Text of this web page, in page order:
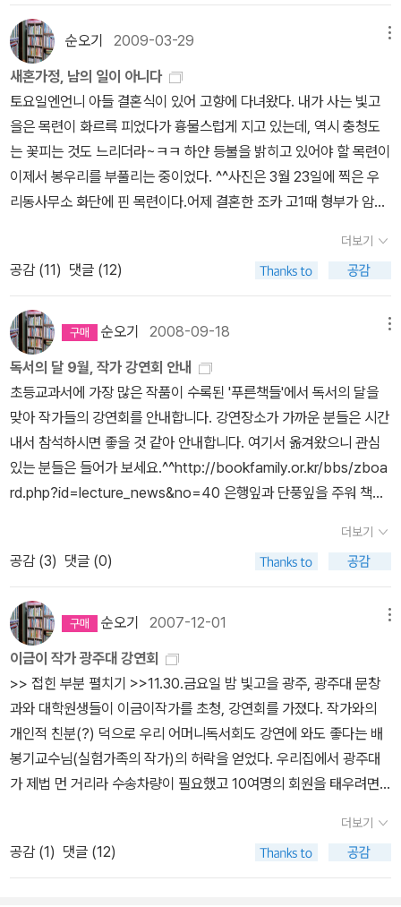
~ 그리고 <차일드 폴> 자료와 <초록 바이러스>에 실린 시 한 편도...
이병승 작가님 책을 보는 독자들의 인증샷~ 출간 도서 19권과 작가
이름으로 삼행시 짓기.... 작가님의 핸드폰 케이스! '잊지 마, 살곳미로'
표지에 선명한 빨간 글씨 Amor Fati 한 시간의 강연에도 잘 참아준
의젓한 초등생들~ 돌아가거나 사진 찍으러 나오지 않아 참가자보다
적은 인증샷! 어른들은 사진 안 찍는다고 슬금슬금 빠져나가 도서관
운영위원들과 '아그책' 식구들과 숲해설가 동아리 일부.... 사인을 받
는 즐거운 시간, 좋은 질문과 답을 잘해서, 삼행시를 잘 지어서 사인본
인의 모습도 보인다. 엊그제 신작시집 <흰 그늘 아래>가 동학사에서
나왔는데 아직 검색은 안된다.우수작으로 선정된 삼행시~이 - 이병
승 작가님은병 - 병든 사람들의 마음을승 - 승무원 같은 미소로 고쳐
주신다. 이 - 이렇게 책을 읽으면병 - 병도 치유할 수 있대요. 바로 마
음의 별승 - 승리는 책을 읽은 사람이 얻을 수 있어요. 우리 모두 책을
읽어 보아요! 이 - 이제야 만나서 반가워요병 - 병아리 같은 아이들 마
음을 따뜻하게 쓰다듬는 글 속에서승 - 승승장구하시길 축복합니다.
추신, 동화를 쓰셔서인지 아이같은 순수한 얼굴이네요. 모든 순
서를 마치고 담양 한정식집 '전통식당'으로 고고~임금님 수랏상처럼
한 상 떡 벌어지게 차린 밥상~이른 저녁을 먹고 식당 근처 '명옥헌'으
로 산책~ 백일홍이 절정인 명옥헌은 이때 아니면 만나기 쉽지 않다.
명옥헌에서 만난 사진작가에게 부탁해서 찍은 사진~가운데 이병승
작가님을 중심으로 오른쪽은 최유정 작가, 안오일 작가와 순오기, 왼
일 작가 작품집 6권, 진현정 시인은 <창비 어린이, 2013 여름
>에 동시 2편이 실렸다. 스카프 보자기 -진현정- 말린 고사리, 고구
마 순참깨, 들깨, 고춧가루 살랑살랑 봄바람 타고할머니 따라 서울 올
라왔다 어버이날 엄마가백화점 명품 매장에서골라 선물한 연분홍 꽃
무늬실크 스카프 보자기에꽁꽁 묶여서 명옥헌 풍경에 한 폭의 그림
으로 스며든 이병승 작가님~ 안오일 시인이 쓴 '명옥헌'을 스마트폰
으로 찾아 정영숙 해설가가 낭독 하고.... 명옥헌에서시/ 안오일명옥
헌에 가면 제 고독의 크기만 한 연못이 있다물가에 늘어선 배롱나무
은 지독한 아름다움이다수면을 물들이는 게무희의 저 분홍 꽃잎들이
아니라아른아른 물속으로 스며든그림자라니!바람이 불 때마다 일렁
이는 수면의 빛깔, 저 황홀한 수런거림아름다움의 완성은 거기여서생
~~ 작가 강연과 질의 응답이 끝나고,가정위탁 사업을 설명하기 위해
광주가정위탁지원센터의 오래은 씨를 모셨다.>> 접힌 부분 펼치기 >
> *가정위탁보호사업이란 부모의 학대, 방임, 질병, 빈곤, 기타의 사
정으로 친가정에서 아동을 양육할 수 없는 경우, 일정기간 위탁가정
을 제공하여 보호하는 제도로 친가정이 자립하여 호전되면 다시 가족
이 결합할 수 있습니다. *위탁아동은 만 18세 미만의 보호가 필요한
아동 중 가정위탁보호가 필요하여 의뢰된 아동을 의미합니다. -국민
기초생활보장법에 의한 생계비, 의료비, 교육비 지원 -상해의료비 및
가정은 일정 기간 동안 친부모의 역할을 대신해 위탁아동을 보호.양
육할 수 있는 가정을 의미하고, -결혼한 부부가 동거하고 있으며 자녀
마음으로봉사활동에 관심이 많은 가정 -공립아동상담소 또는 이웃주
민 2인 이상의 추천을 받은 가정 -자족 중 범죄, 가정폭력, 아동학대,
알콜 중독 등의 경력이 없는 가정 -위탁아동 포함해 18세 미만 양육
자녀 수가 4명 이하인 가정 -위탁부모의 나이가 25세 이상 60세 미
만의 가정 -안정된 수입과 재산이 있어 경제적으로 어려움이 없는 가
정 -위탁부모양성교육 4시간, 감정방문조사 필수 << 펼친 부분 접기
<<*일정액의 양육보조금을 지원하지만, 봉사로 하는 것이지 돈벌이
로 할 수 있는 건 아닙니다.위탁가정에 관심이 있거나 더 자세한 것을
지원센터 062-351-1206~7 연락해보세요.^^<아버지, 나의 아버지
>에는 위탁가정 연수는 법정대리인이 따로 있는 동거인이라 해외여
행도 같이 갈 수 없고, 자기 이름으로 예금통장도 만들 수 없다고 나오
는데, 지금은 구청에서 위탁가정 확인서를 떼면 여권도 만들수 있고
본인명의 통장도 만들 수 있다고 합니다.모든 순서가 끝나고 기념촬
영~ 아이가 보채거나 바빠서 먼저 간 분들이 있어 인증샷은 23명 뿐.
사인받는 시간~ 어머니독서회와 중학교 도서회는 최유정 작품을 토
론도서로 다뤘기에 소장한 책에 사인을 받았고,강연회에온 분들을 위
해작가님 책 14권을 준비했는데 다들 하나씩 구입해 사인을 받아 남
은 책은 없었다.일찍 간다고 먼저 사인받은 경*, 수고를 많이 하는총
무 경*, 내 페이퍼에 가끔 등장하는 와이드보이 엄마 승*중학교 독서
회 엄마들, 그리고 작가강연이나 특별행사에 꼭 와주는 명*,마지막으
로 사인받은순오기까지...고운 미모와달리 터프한성격이 드러나는 시
단 말야.'(77쪽)그해 5월, 광주 기독병원으로 수혈하러 가다 총에 맞
아벌컥벌컥 쏟아지는 경애의 피를 온 몸으로 받아냈던 수경이는,수많
은 사람이 죽었는데도 아무일도 없었다는 듯 아무렇지 않은 세상이
견딜 수없어 손목을 긋고,끝내 저수지에 몸을 던져 가장 예뻤을 나이
의 짧은 생을 마감했다.독서회원 중에 가장 나이 많은 예순 여섯 살 왕
언니는 스무 살에 결혼해 사남매를 낳아 키우며, 그해 오월엔 신역(광
주역) 앞 광주고속 옆에서 공구점을 운영했단다.그해 오월,공수부대
의 방망이에 맞아 머리가깨지고 온몸에 피범벅이 된 학생들이도망쳐
들은 얼마나 참혹했는지 제대로 알지 못하고, 지금은 다들 잊은 듯이
살고 있다고 말하는 왕언니의 눈가는 촉촉히 물기가 배어나왔다. 우
리도 울컥 눈시울이 뜨거워졌던 시간...5월 23일, 오늘은 또 한 사람
을 기억하고 추모하는 날~ 각자의 가슴에 새겨진노짱을 얘기하며 울
컥하고 뜨거운 시간이었다. 따끈한 신간 <방울새는 울지 않는다:리뷰
보기>에 등장한명창 임방울과 윤상원 열사에 대해서도 이야기를 나
눴다.두 분 다 공교롭게 우리가 사는 지역구 출신이라 생가와 기념비
를 둘러볼 수 있는 역사 기행에 동참키로하고, 광산구에서 운영하는
생생프로그램 중7월 23일 역사기행에독서회원과 자녀들이함께 하게
됐다.차량과 여행자 보험 및생수와문화유산 해설사도 지원하는 무료
프로그램인데, 4월 2부터 9월까지 2,4주 토요일 오후 2시부터 6시
아 박용철 생가 - 어등산 한말의병전적비 - 양씨 삼강문 - 윤상원 열
사 생가 - 귀후재 - 월봉서원으로 마무리 된다.신청은 전화 062) 43
2-1318이나http://wolbong.org/bbs/board.php?bo_table=0
501<오월에도 눈이 올까요?:리뷰보기>와 <아빠의 봄날: 리뷰보기>
을 소개하고, 2007년부터 2009년까지 오월문학상 수상한 세 편의
동화를 묶은<아빠의 선물>과 2008년 동화부분 공동수상작인 <외
할머니의 분홍 원피스>도 챙겨보기로 했다.어머니독서회 6월 토론도
서는요즘 알라디더에게 좋은 반응을 얻고 있는 <멋지기 때문에 놀러
왔지>를 선정했다.나는 가급적 같은 책이면, 값이 조금 낮은 반양장
라.^^6/13 이 책을 읽고 토론하면정조의 문체반정의 희생양이라는
이옥과 우정을 나눈 김려에 대해 조금은 알게 될 것 같아 기대된다.6/
읽고 토론하는 조촐한 모임을 운영했었다.(그 두 해는중학교에서 작
가 초청(최규석,김남중)과 문학기행(장흥, 장성)을 추진했지만...)올
해는 어머니독서회가 구청 지원을 받아 작가 초청강연도 하고 문학기
행도 추친할 생각이다.25일까지 구청에 사업계획서를 내서 승인을
받아야 연 70~100만원의 지원금을 받을 수 있다.구체적인 사업 계
획서를작성해야 돼서 오늘은 모시고 싶은 작가님과 전화 통화를 했
다.신간 <아버지, 나의 아버지>최유정 작가를 초청하려고 한다.최유
정 작가는,광주대의 2007년 이금이 작가 강연과 2010년 유은실 작
가 강연에서 만났다.2007년 푸른문학상 신인작가상을 수상한 중편
동화 '친구'가 실린 <지구를 떠나며>와2008년 푸른문학상 수상작인
<나는 진짜 나일까>를 읽고 작가의 역량을 인정했다.<아버지, 나의
을 확인하는 가슴뭉클한 감동이 예견되는 작품인데... 딸을 입양한 작
가의 체험이 녹아 있을 거 같다.최유정 작가의 중편동화 '친구'는, 10
여 전 큰딸이 엄마에게도 말하지 못했던 경험을 들려주게 된 계기가
된 작품이라기억에 남는다.http://blog.aladin.co.kr/714960143/
1749629 주인공 한 사람에너무 빠져들지 않도록 적당한 거리두기
와, 같은 사건을 다른입장에서조명하므로 독자에게 객관적 시각을 갖
게 한다. 더구나 관찰자 입장이 아니라 화자 스스로 자신의 내면을풀
어가는 형식이라 감정이입이 잘된 작품이다.http://blog.aladin.co.
알았는데, 2010년 유은실 작가 강연에서는 작가님이 먼저 아는 체를
해주셨다.^^작가님은 2007년의 긴머리에서 짧은 머리로 바뀌어 얼
른 알아보지 못했는데... '순오기'라는 필명을 기억하고 있었다.아~ 화
장이라도 하고 갈 걸... 날도 춥고, 고등독서회 모임에 참석했다 가느
라 엉망이었다는... ㅜㅜ>> 접힌 부분 펼치기 >> 빨간옷의 최유정 작
가 왼쪽 배다인 작가 << 펼친 부분 접기 <<이번에 최유정 작가님을
초청하려고 마음 먹은 건, 신간<아버지, 나의 아버지>를 검색하다 그
의 특별한 이력을 발견했고,부군과 함께 낸 책 <정치, 사람을 말하다
>의 책소개와 추천사에감동을 먹었기 때문이다.지역활동가 조오섭과
그의 아내인 동화작가 최유정 부부가 자신들의 삶과 꿈을 담은 책이
다. 대학시절 학생운동을 통해 만난 인연과 함께 살면서 겪게 된 사람
개-남들은 생각만 할 뿐, 실천하기 어려워 하는 입양을 몸소 실천하며
순오기 2009-03-29
새혼가정, 남의 일이 아니다
토요일엔언니 아들 결혼식이 있어 고향에 다녀왔다. 내가 사는 빛고
을은 목련이 화르륵 피었다가 흉물스럽게 지고 있는데, 역시 충청도
는 꽃피는 것도 느리더라~ㅋㅋ 하얀 등불을 밝히고 있어야 할 목련이
이제서 봉우리를 부풀리는 중이었다. ^^사진은 3월 23일에 찍은 우
리동사무소 화단에 핀 목련이다.어제 결혼한 조카 고1때 형부가 암으
리 언니가 고생했다. 남매가 무탈하게 자라서 가정을 이루고 잘살아
가니 참 고맙다.>> 접힌 부분 펼치기 >> 언니 혼자 고생할 때, 고마
운 친구가 이웃에 있어 많은 도움을 주었다. 어려울 때 누군가 곁에서
힘이 되고 위로가 될 때, 사람은 마음을 열게 된다. 언니는 그렇게 그
친구와새로운 가정을 꾸리게 되었다. 친정 형제들은 내심 마땅치 않
아 했으나, '우리 아무도 혼자 살아보지 않았고, 누구도 내일 제껴두고
가서 돕지 않았어. 언니의 아들딸이 인정하고 허락했으면 그것으로
족하지, 누구도 그들의 삶에 뭐라 할 자격없어.' 라는 말로 나는 그들
을 지지하고 응원했다. 벌써 10년 전 일이다. 그 후 둘째형부는 누구
보다 한 가족이 되기 위해 노력했고 마음을 썼다. 형부에게도 아들이
하나 있어 언니네 가정은 한 살 차이로 딸과 아들 둘, 삼남매가 되었
다.그애들은 서로 누나, 형이라 부르며 친해졌고, 이제는각자 결혼해
자녀를 두고 형제의 정을 나누는온전한 가족이 되었다. 5년 전딸을
다. 4년 전형부 아들을 결혼시킬 땐, 우리 언니가 어머니로 혼주가 되
었다. 어제 결혼한 조카는 당연히 아버지가 혼주가 되어야 한다며, 저
희들 큰아버지를 찾아가 말씀드렸단다. 아버지 돌아가신 후 찾아주거
나 들여다 봐주지 않은 큰아버지들보다는 실제 저희들을 돌봐준 아버
지가 당연히 찾아야 할 자리라며, 사돈댁 체면 때문에 혹은 다른 사람
이목때문에 성이 다른 아버지를 부끄러워 하지 않겠다고 했단다. 언
니에게 이 말을 전해 들으며, '녀석철들었구나' 가슴이 뭉클했었다. 보
통은 결혼식 전에 영상으로 웨딩포트를 보여주는데,어제 결혼식에선
다'라는 자막과 함께 양가 부모님 사진을 넣어 잔잔한 감동을 주었다.
또한 바른생활 인간인 초등선생님답게 양가 부모님께 드리는 편지를
낭독한 신랑은 나의 눈물샘을 살짝 자극했다.그래도솔직하고 재미있
더보기
공감 (11) 댓글 (12)
순오기 2008-09-18
독서의 달 9월, 작가 강연회 안내
초등교과서에 가장 많은 작품이 수록된 '푸른책들'에서 독서의 달을
맞아 작가들의 강연회를 안내합니다. 강연장소가 가까운 분들은 시간
내서 참석하시면 좋을 것 같아 안내합니다. 여기서 옮겨왔으니 관심
있는 분들은 들어가 보세요.^^http://bookfamily.or.kr/bbs/zboa
rd.php?id=lecture_news&no=40 은행잎과 단풍잎을 주워 책갈
입니다. 『우리 동네는 시끄럽다』의 정은숙 작가, 『나는 쇠무릎이야』
의 김향이 작가, 『태진아 팬클럽 회장님』의 이용포 작가가 ‘작가와의
만남’ 자리를 갖습니다. 저자와의 만남을 통해 작품을 보다 깊이 만날
수 있는 시간이 될 것입니다. 이 밖에도 ‘독서의 달’을 맞아 이곳저곳
에서 책과 관련한 많은 행사가 열립니다. 좋은 기회 놓치지 않고 참석
하셔서, 이 가을 멋진 추억들 만드시길 바랍니다. 정은숙 작가 강연회
* 일 시 : 2008. 9. 19 (금) 오후 4시 * 장 소 : 서울 강남구립논현도
서관 * 행사명 : 한도서관 한 책 읽기 * 문 의 : 02-515-1178 * 일
시 : 2008. 9. 21 (일) 오후 3시 * 장 소 : 서울 성동구립도서관 * 행
사명 : 한도서관 한 책 읽기- 저자와의 만남 * 문 의 : 02-2204-643
0 * 일 시 : 2008. 9. 27 (토) 오후 3시 * 장 소 : 서울 강남구립논현
8 정은숙 작가의 작품들~ '우리동네는 시끄럽다'는 다른 곳에 실린
더보기
공감 (3) 댓글 (0)
순오기 2007-12-01
이금이 작가 광주대 강연회
>> 접힌 부분 펼치기 >>11.30.금요일 밤 빛고을 광주, 광주대 문창
과와 대학원생들이 이금이작가를 초청, 강연회를 가졌다. 작가와의
개인적 친분(?) 덕으로 우리 어머니독서회도 강연에 와도 좋다는 배
봉기교수님(실험가족의 작가)의 허락을 얻었다. 우리집에서 광주대
가 제법 먼 거리라 수송차량이 필요했고 10여명의 회원을 태우려면
런데 이 남자, 일단 집에 들어오면 나가는 걸 좋아하지 않는다. 일례로
첫애가 세 살이고 둘째가 만삭이던 92년 겨울, 엄청 추운데도 택시타
고 오라며 데리러 안 와서, 지금도 결정적일 때 나의 구시렁거림을 들
더보기
공감 (1) 댓글 (12)